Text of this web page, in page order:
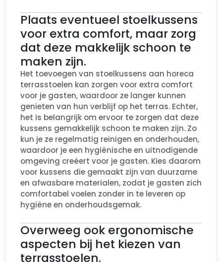
Plaats eventueel stoelkussens
voor extra comfort, maar zorg
dat deze makkelijk schoon te
maken zijn.
Het toevoegen van stoelkussens aan horeca
terrasstoelen kan zorgen voor extra comfort
voor je gasten, waardoor ze langer kunnen
genieten van hun verblijf op het terras. Echter,
het is belangrijk om ervoor te zorgen dat deze
kussens gemakkelijk schoon te maken zijn. Zo
kun je ze regelmatig reinigen en onderhouden,
waardoor je een hygiënische en uitnodigende
omgeving creëert voor je gasten. Kies daarom
voor kussens die gemaakt zijn van duurzame
en afwasbare materialen, zodat je gasten zich
comfortabel voelen zonder in te leveren op
hygiëne en onderhoudsgemak.
Overweeg ook ergonomische
aspecten bij het kiezen van
terrasstoelen.